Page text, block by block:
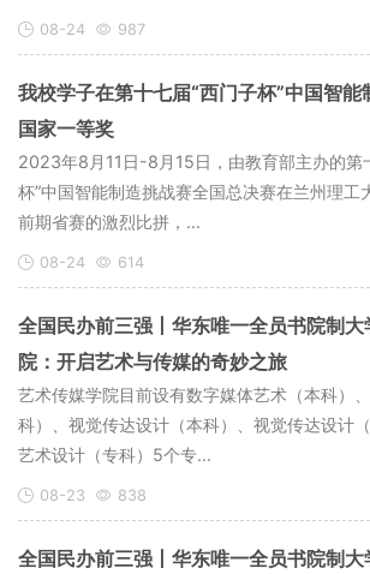
08-24 987
我校学子在第十七届“西门子杯”中国智
国家一等奖
2023年8月11日-8月15日，由教育部主办的第
杯”中国智能制造挑战赛全国总决赛在兰州理工
前期省赛的激烈比拼，...
08-24 614
全国民办前三强丨华东唯一全员书院制
院：开启艺术与传媒的奇妙之旅
艺术传媒学院目前设有数字媒体艺术（本科）
科）、视觉传达设计（本科）、视觉传达设计
艺术设计（专科）5个专...
08-23 838
全国民办前三强丨华东唯一全员书院制